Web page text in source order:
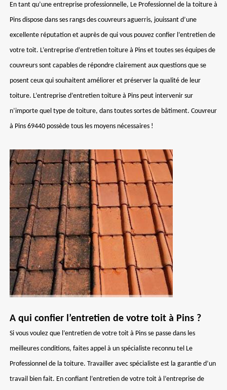
En tant qu’une entreprise professionnelle, Le Professionnel de la toiture à
Pins dispose dans ses rangs des couvreurs aguerris, jouissant d’une
excellente réputation et auprès de qui vous pouvez confier l’entretien de
votre toit. L’entreprise d’entretien toiture à Pins et toutes ses équipes de
couvreurs sont capables de répondre clairement aux questions que se
posent ceux qui souhaitent améliorer et préserver la qualité de leur
toiture. L’entreprise d’entretien toiture à Pins peut intervenir sur
n’importe quel type de toiture, dans toutes sortes de bâtiment. Couvreur
à Pins 69440 possède tous les moyens nécessaires !
A qui confier l’entretien de votre toit à Pins ?
Si vous voulez que l’entretien de votre toit à Pins se passe dans les
meilleures conditions, faites appel à un spécialiste reconnu tel Le
Professionnel de la toiture. Travailler avec spécialiste est la garantie d’un
travail bien fait. En confiant l’entretien de votre toit à l’entreprise de